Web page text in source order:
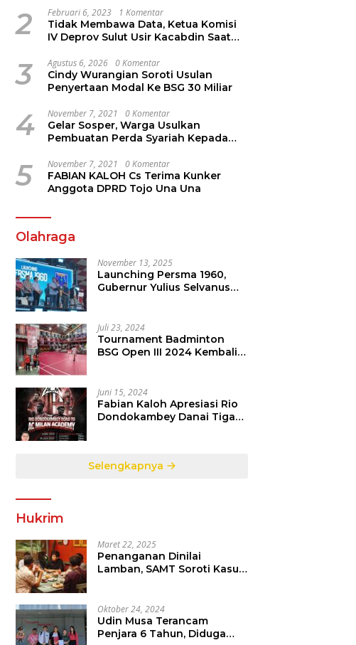
Jems Tuuk
2 Februari 6, 2023 1 Komentar
Tidak Membawa Data, Ketua Komisi
IV Deprov Sulut Usir Kacabdin Saat
3 Agustus 6, 2026 0 Komentar
Cindy Wurangian Soroti Usulan
Penyertaan Modal Ke BSG 30 Miliar
4 November 7, 2021 0 Komentar
Gelar Sosper, Warga Usulkan
Pembuatan Perda Syariah Kepada
5 November 7, 2021 0 Komentar
FABIAN KALOH Cs Terima Kunker
Anggota DPRD Tojo Una Una
Olahraga
November 13, 2025
Launching Persma 1960,
Gubernur Yulius Selvanus
Melambai
Juli 23, 2024
Tournament Badminton
BSG Open III 2024 Kembali
Badminton SulutGo
Juni 15, 2024
Fabian Kaloh Apresiasi Rio
Dondokambey Danai Tiga
Selengkapnya
Hukrim
Maret 22, 2025
Penanganan Dinilai
Lamban, SAMT Soroti Kasus
Oktober 24, 2024
Udin Musa Terancam
Penjara 6 Tahun, Diduga